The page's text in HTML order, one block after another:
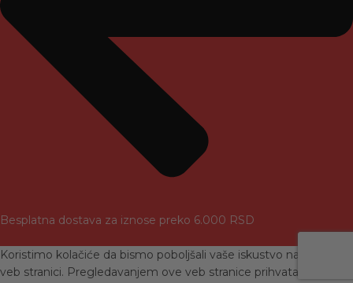
Besplatna dostava za iznose preko 6.000 RSD
Koristimo kolačiće da bismo poboljšali vaše iskustvo na našoj
veb stranici. Pregledavanjem ove veb stranice prihvatate našu